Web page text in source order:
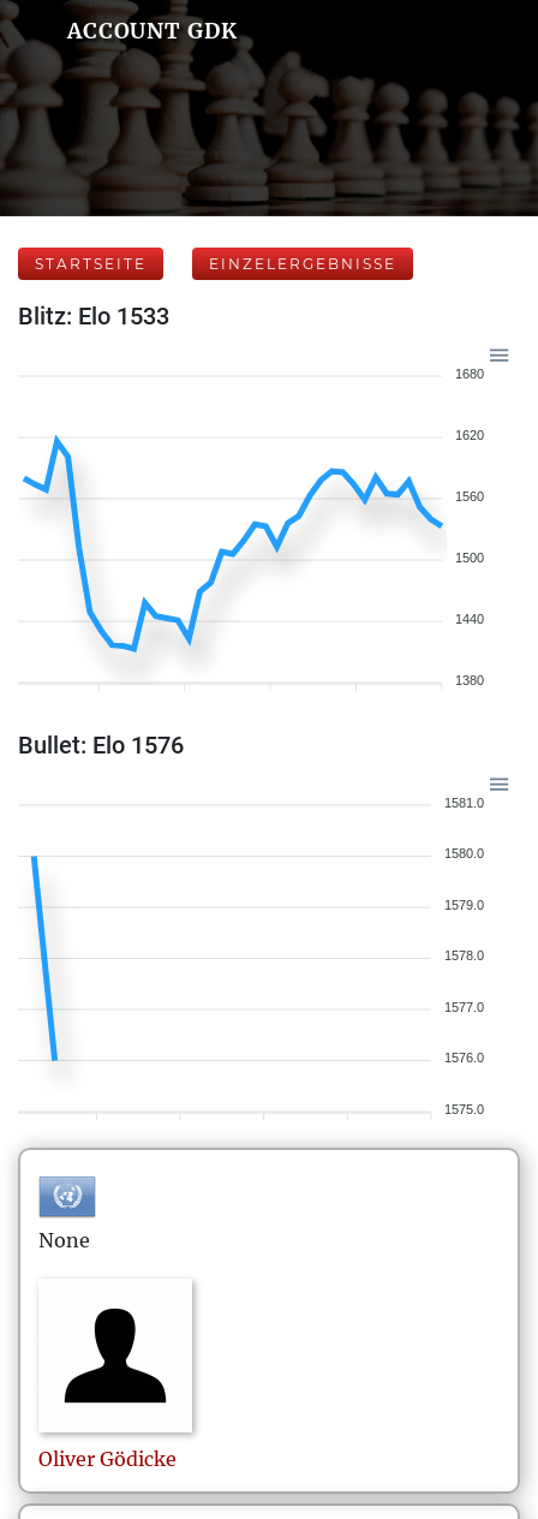
ACCOUNT GDK
STARTSEITE EINZELERGEBNISSE
Blitz: Elo 1533
1680
1620
1560
1500
1440
1380
Bullet: Elo 1576
1581.0
1580.0
1579.0
1578.0
1577.0
1576.0
1575.0
None
Oliver Gödicke